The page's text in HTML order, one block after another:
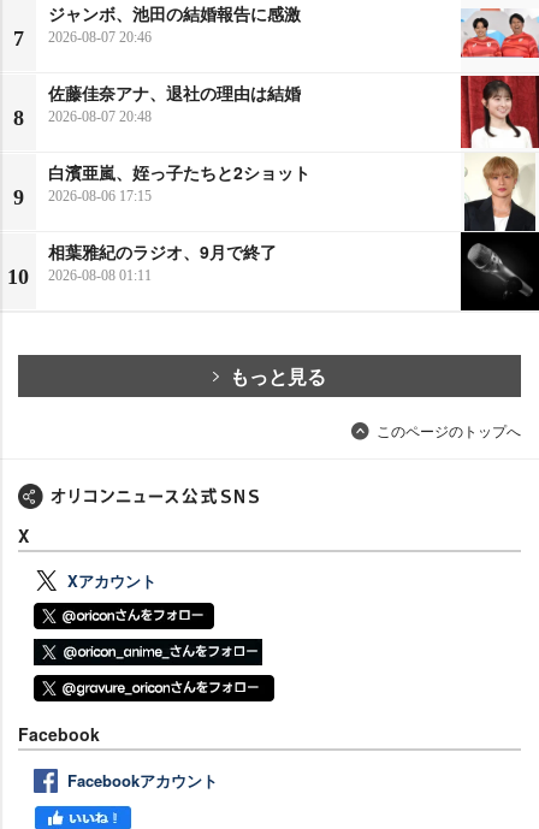
7
ジャンボ、池田の結婚報告に感激
2026-08-07 20:46
8
佐藤佳奈アナ、退社の理由は結婚
2026-08-07 20:48
9
白濱亜嵐、姪っ子たちと2ショット
2026-08-06 17:15
10
相葉雅紀のラジオ、9月で終了
2026-08-08 01:11
もっと見る
このページのトップへ
X
Xアカウント
Facebook
Facebookアカウント